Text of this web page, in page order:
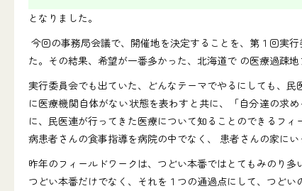
となりました。
今回の事務局会議で、開催地を決定することを、第１回実
た。その結果、希望が一番多かった、北海道で の医療過疎
実行委員会でも出ていた、どんなテーマでやるにしても、
に医療機関自体がない状態を表わすと共に、「自分達の求
に、民医連が行ってきた医療について知ることのできるフ
病患者さんの食事指導を病院の中でなく、 患者さんの家に
昨年のフィールドワークは、つどい本番ではとてもみのり
つどい本番だけでなく、それを１つの通過点にして、つど